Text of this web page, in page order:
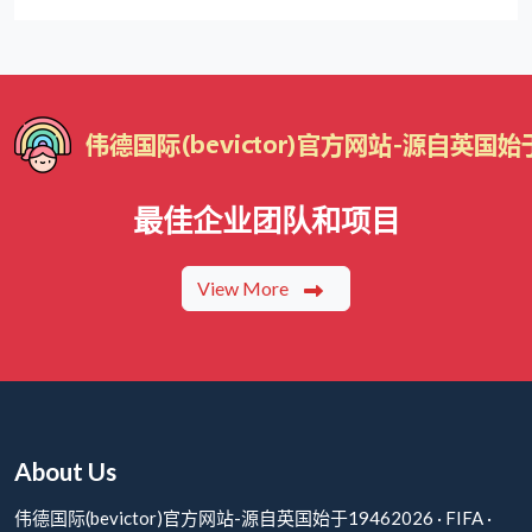
最佳企业团队和项目
View More
About Us
伟德国际(bevictor)官方网站-源自英国始于19462026 · FIFA ·